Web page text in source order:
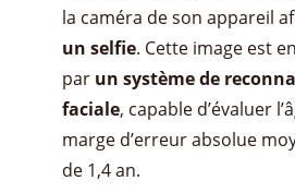
la caméra de son appareil
un selfie. Cette image est
par un système de
faciale, capable d’évaluer
marge d’erreur absolue
de 1,4 an.